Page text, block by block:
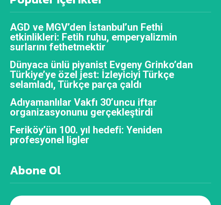
AGD ve MGV’den İstanbul’un Fethi
etkinlikleri: Fetih ruhu, emperyalizmin
surlarını fethetmektir
Dünyaca ünlü piyanist Evgeny Grinko’dan
Türkiye’ye özel jest: İzleyiciyi Türkçe
selamladı, Türkçe parça çaldı
Adıyamanlılar Vakfı 30’uncu iftar
organizasyonunu gerçekleştirdi
Feriköy’ün 100. yıl hedefi: Yeniden
profesyonel ligler
Abone Ol